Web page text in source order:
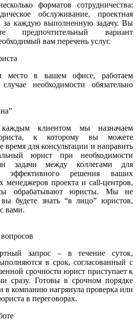
форматов сотрудничества:
обслуживание, проектная
за каждую выполненную задачу. Вы
предпочтительный вариант
вам перечень услуг.
в вашем офисе, работаем
необходимости обязательно
клиентом мы назначаем
юриста, к которому вы можете
время для консультации и направить
юрист при необходимости
задачи между коллегами для
эффективного решения ваших
менеджеров проекта и call-центров,
обрабатывают юристы. Мы не
будете знать “в лицо” юристов,
вами.
запрос – в течение суток,
в срок, согласованный с
срочности юрист приступает к
сразу. Готовы в срочном порядке
в компанию нагрянула проверка или
в переговорах.